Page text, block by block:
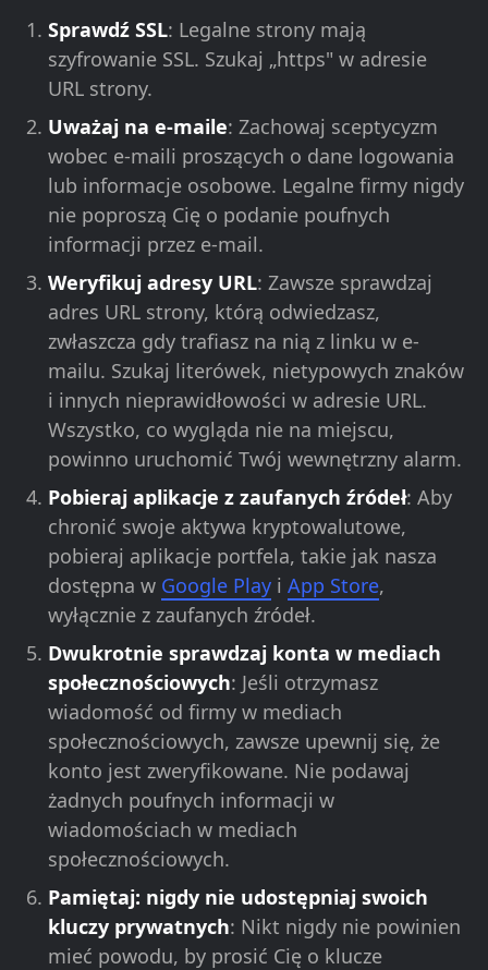
Sprawdź SSL: Legalne strony mają
szyfrowanie SSL. Szukaj „https" w adresie
URL strony.
Uważaj na e-maile: Zachowaj sceptycyzm
wobec e-maili proszących o dane logowania
lub informacje osobowe. Legalne firmy nigdy
nie poproszą Cię o podanie poufnych
informacji przez e-mail.
Weryfikuj adresy URL: Zawsze sprawdzaj
adres URL strony, którą odwiedzasz,
zwłaszcza gdy trafiasz na nią z linku w e-
mailu. Szukaj literówek, nietypowych znaków
i innych nieprawidłowości w adresie URL.
Wszystko, co wygląda nie na miejscu,
powinno uruchomić Twój wewnętrzny alarm.
Pobieraj aplikacje z zaufanych źródeł: Aby
chronić swoje aktywa kryptowalutowe,
pobieraj aplikacje portfela, takie jak nasza
dostępna w Google Play i App Store,
wyłącznie z zaufanych źródeł.
Dwukrotnie sprawdzaj konta w mediach
społecznościowych: Jeśli otrzymasz
wiadomość od firmy w mediach
społecznościowych, zawsze upewnij się, że
konto jest zweryfikowane. Nie podawaj
żadnych poufnych informacji w
wiadomościach w mediach
społecznościowych.
Pamiętaj: nigdy nie udostępniaj swoich
kluczy prywatnych: Nikt nigdy nie powinien
mieć powodu, by prosić Cię o klucze